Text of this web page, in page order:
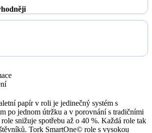
papír v roli je jedinečný systém s
po jednom útržku a v porovnání s tradičními
snižuje spotřebu až o 40 %. Každá role tak
Tork SmartOne© role s vysokou